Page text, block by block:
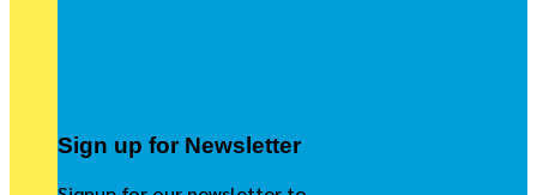
Sign up for Newsletter